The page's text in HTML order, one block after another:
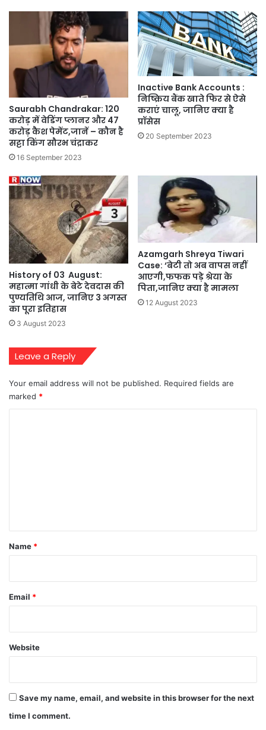
Saurabh Chandrakar: 120
करोड़ में वेडिंग प्लानर और 47
करोड़ कैश पेमेंट,जानें – कौन है
सट्टा किंग सौरभ चंद्राकर
16 September 2023
Inactive Bank Accounts :
निष्क्रिय बैंक खाते फिर से ऐसे
कराएं चालू, जानिए क्या है
प्रॉसेस
20 September 2023
History of 03 August:
महात्मा गांधी के बेटे देवदास की
पुण्यतिथि आज, जानिए 3 अगस्त
का पूरा इतिहास
3 August 2023
Azamgarh Shreya Tiwari
Case: ‘बेटी तो अब वापस नहीं
आएगी,फफक पड़े श्रेया के
प‍िता,जानिए क्या है मामला
12 August 2023
Leave a Reply
Your email address will not be published. Required fields are
marked *
*
Name *
Email *
Website
Save my name, email, and website in this browser for the next
time I comment.